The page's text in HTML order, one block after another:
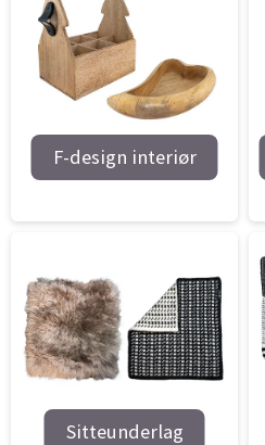
F-design interiør
Sitteunderlag